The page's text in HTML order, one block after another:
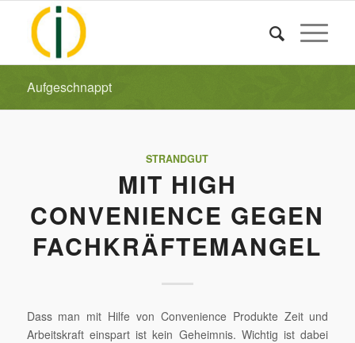
Aufgeschnappt
STRANDGUT
MIT HIGH
CONVENIENCE GEGEN
FACHKRÄFTEMANGEL
Dass man mit Hilfe von Convenience Produkte Zeit und
Arbeitskraft einspart ist kein Geheimnis. Wichtig ist dabei